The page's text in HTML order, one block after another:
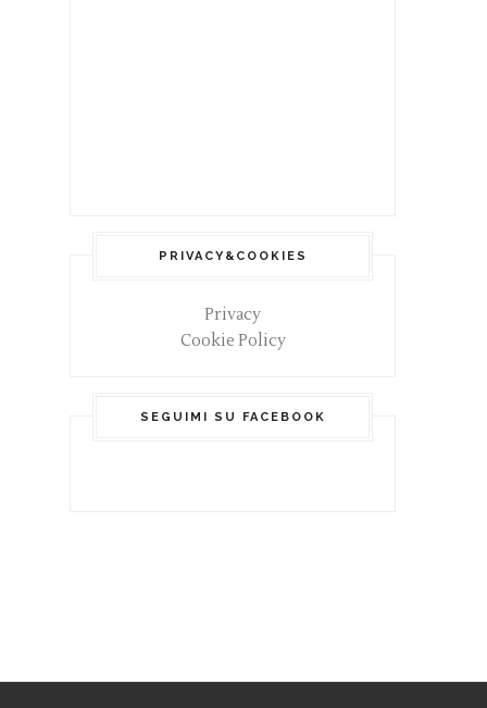
PRIVACY&COOKIES
Privacy
Cookie Policy
SEGUIMI SU FACEBOOK